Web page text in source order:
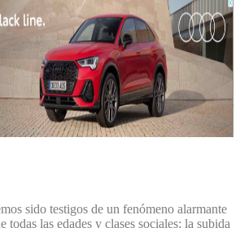
sido testigos de un fenómeno alarmante
todas las edades y clases sociales: la subida